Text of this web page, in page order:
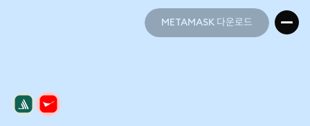
METAMASK 다운로드